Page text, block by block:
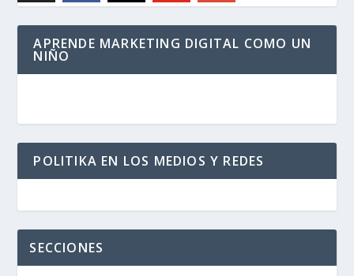
APRENDE MARKETING DIGITAL COMO UN
NIÑO
POLITIKA EN LOS MEDIOS Y REDES
SECCIONES